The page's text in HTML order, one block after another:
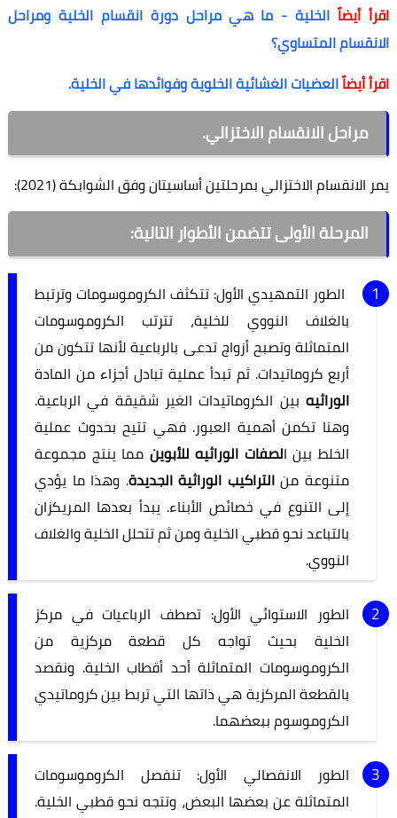
اقرأ أيضاً الخلية - ما هي مراحل دورة انقسام الخلية ومراحل
الانقسام المتساوي؟
اقرأ أيضاًالعضيات الغشائية الخلوية وفوائدها في الخلية.
مراحل الانقسام الاختزالي.
يمر الانقسام الاختزالي بمرحلتين أساسيتان وفق الشوابكة (2021):
المرحلة الأولى تتضمن الأطوار التالية:
الطور التمهيدي الأول: تتكثف الكروموسومات وترتبط
بالغلاف النووي للخلية، تترتب الكروموسومات
المتماثلة وتصبح أزواج تدعى بالرباعية لأنها تتكون من
أربع كروماتيدات. ثم تبدأ عملية تبادل أجزاء من المادة
الوراثيه بين الكروماتيدات الغير شقيقة في الرباعية.
وهنا تكمن أهمية العبور. فهي تتيح بحدوث عملية
الخلط بين الصفات الوراثيه للأبوين مما ينتج مجموعة
متنوعة منالتراكيب الوراثية الجديدة. وهذا ما يؤدي
إلى التنوع في خصائص الأبناء. يبدأ بعدها المريكزان
بالتباعد نحو قطبي الخلية ومن ثم تتحلل الخلية والغلاف
النووي.
الطور الاستوائي الأول: تصطف الرباعيات في مركز
الخلية بحيث تواجه كل قطعة مركزية من
الكروموسومات المتماثلة أحد أقطاب الخلية. ونقصد
بالقطعة المركزية هي ذاتها التي تربط بين كروماتيدي
الكروموسوم ببعضهما.
الطور الانفصالي الأول: تنفصل الكروموسومات
المتماثلة عن بعضها البعض، وتتجه نحو قطبي الخلية.